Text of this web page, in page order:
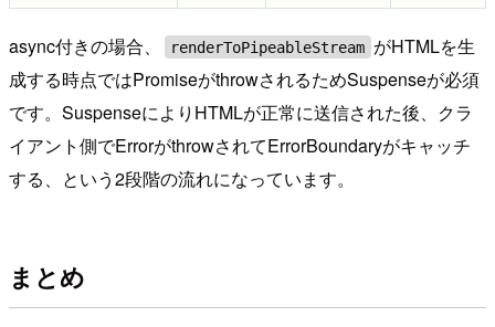
async付きの場合、 renderToPipeableStream がHTMLを生
成する時点ではPromiseがthrowされるためSuspenseが必須
です。SuspenseによりHTMLが正常に送信された後、クラ
イアント側でErrorがthrowされてErrorBoundaryがキャッチ
する、という2段階の流れになっています。
まとめ